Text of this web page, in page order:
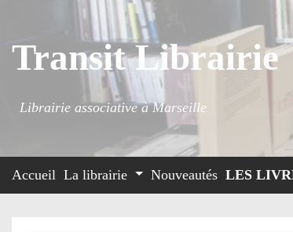
Transit Librairie
Librairie associative à Marseille
Accueil La librairie Nouveautés LES